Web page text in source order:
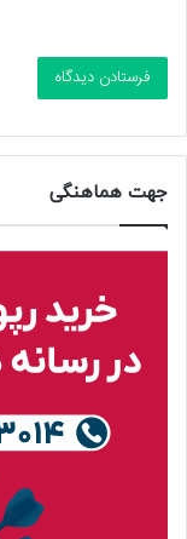
جهت هماهنگی